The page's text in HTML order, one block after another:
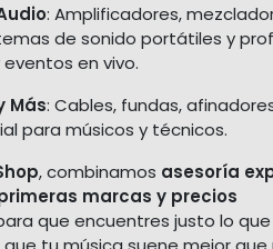
: Amplificadores,
de sonido portátiles y
en vivo.
Más: Cables, fundas,
para músicos y técnicos.
, combinamos asesoría
marcas y precios
que encuentres justo lo que
que tu música suene mejor que